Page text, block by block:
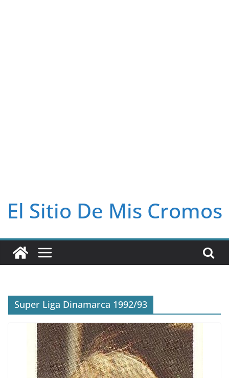
El Sitio De Mis Cromos
Super Liga Dinamarca 1992/93